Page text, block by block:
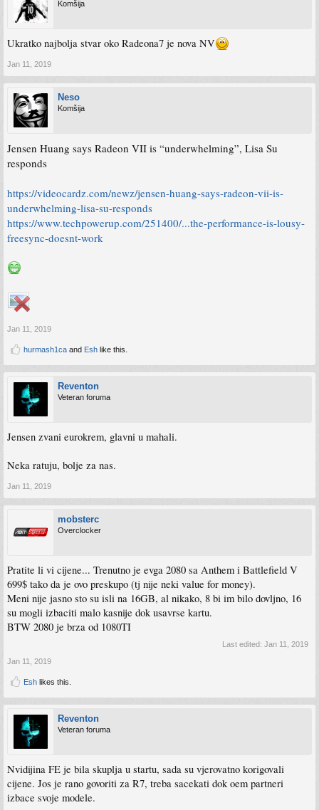
Komšija
Ukratko najbolja stvar oko Radeona7 je nova NV
Jan 11, 2019
Neso
Komšija
Jensen Huang says Radeon VII is “underwhelming”, Lisa Su
responds
https://videocardz.com/newz/jensen-huang-says-radeon-vii-is-
underwhelming-lisa-su-responds
https://www.techpowerup.com/251400/...the-performance-is-lousy-
freesync-doesnt-work
Jan 11, 2019
hurmash1ca and Esh like this.
Reventon
Veteran foruma
Jensen zvani eurokrem, glavni u mahali.
Neka ratuju, bolje za nas.
Jan 11, 2019
mobsterc
Overclocker
Pratite li vi cijene... Trenutno je evga 2080 sa Anthem i Battlefield V
699$ tako da je ovo preskupo (tj nije neki value for money).
Meni nije jasno sto su isli na 16GB, al nikako, 8 bi im bilo dovljno, 16
su mogli izbaciti malo kasnije dok usavrse kartu.
BTW 2080 je brza od 1080TI
Last edited: Jan 11, 2019
Jan 11, 2019
Esh likes this.
Reventon
Veteran foruma
Nvidijina FE je bila skuplja u startu, sada su vjerovatno korigovali
cijene. Jos je rano govoriti za R7, treba sacekati dok oem partneri
izbace svoje modele.